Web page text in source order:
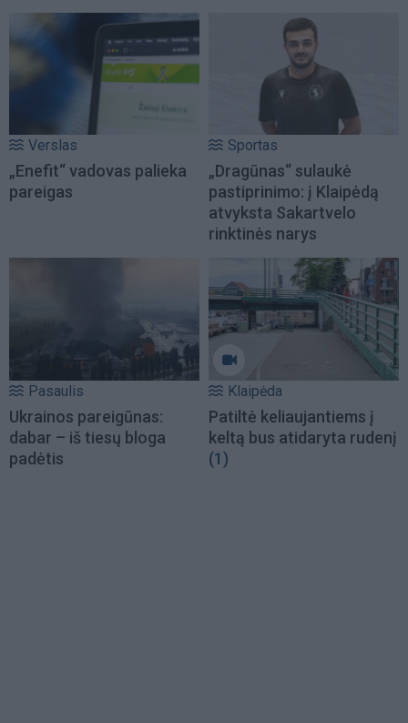
Verslas
„Enefit“ vadovas palieka
pareigas
Sportas
„Dragūnas“ sulaukė
pastiprinimo: į Klaipėdą
atvyksta Sakartvelo
rinktinės narys
Pasaulis
Ukrainos pareigūnas:
dabar – iš tiesų bloga
padėtis
Klaipėda
Patiltė keliaujantiems į
keltą bus atidaryta rudenį
(1)